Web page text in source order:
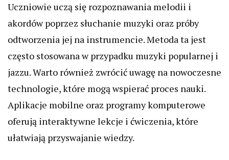
Uczniowie uczą się rozpoznawania melodii i
akordów poprzez słuchanie muzyki oraz próby
odtworzenia jej na instrumencie. Metoda ta jest
często stosowana w przypadku muzyki popularnej i
jazzu. Warto również zwrócić uwagę na nowoczesne
technologie, które mogą wspierać proces nauki.
Aplikacje mobilne oraz programy komputerowe
oferują interaktywne lekcje i ćwiczenia, które
ułatwiają przyswajanie wiedzy.